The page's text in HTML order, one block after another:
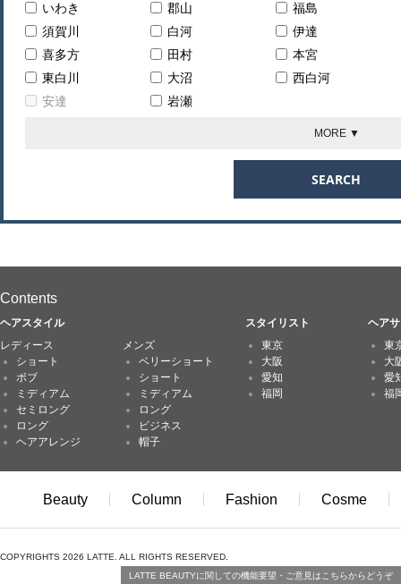
いわき 郡山
福島
須賀川
白河
伊達
喜多方
田村
本宮
東白川
大沼
西白河
安達
岩瀬
MORE ▼
Contents
ヘアスタイル スタイリスト
ヘア
レディース
ショート
ボブ
ミディアム
セミロング
ロング
ヘアアレンジ
メンズ
ベリーショート
ショート
ミディアム
ロング
ビジネス
帽子
東京
大阪
愛知
福岡
東
大
愛
福
Beauty Column Fashion Cosme
COPYRIGHTS 2026 LATTE. ALL RIGHTS RESERVED.
LATTE BEAUTYに関しての機能要望・ご意見はこちらからどうぞ